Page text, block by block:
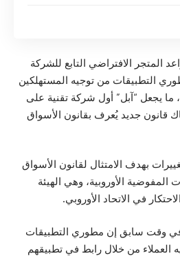
المتجر الافتراضي التابع للشركة
التطبيقات من توجيه المستهلكين
ما يجعل “آبل” أول شركة تقنية على
قانون جديد يُعرف بقانون الأسواق
بهدف الامتثال لقانون الأسواق
المفوضية الأوروبية، وهي الهيئة
في الاتحاد الأوروبي.
في وقت سابق إن مطوري التطبيقات
العملاء من خلال رابط في تطبيقهم